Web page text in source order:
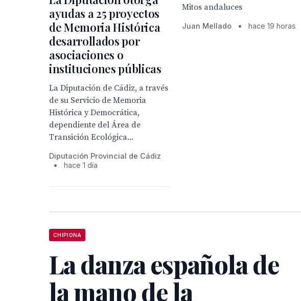
Mitos andaluces
Juan Mellado • hace 19 horas
ayudas a 25 proyectos
de Memoria Histórica
desarrollados por
asociaciones o
instituciones públicas
La Diputación de Cádiz, a través
de su Servicio de Memoria
Histórica y Democrática,
dependiente del Área de
Transición Ecológica...
Diputación Provincial de Cádiz
•
hace 1 día
CHIPIONA
La danza española de
la mano de la